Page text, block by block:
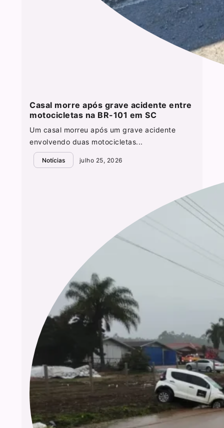
Casal morre após grave acidente entre
motocicletas na BR-101 em SC
Um casal morreu após um grave acidente
envolvendo duas motocicletas...
Notícias julho 25, 2026